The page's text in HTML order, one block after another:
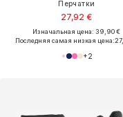
Перчатки
27,92 €
Изначальная цена: 39,90 €
Последняя самая низкая цена:
+2